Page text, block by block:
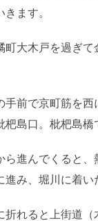
ます。
町大木戸を過ぎ
手前で京町筋を
島口。枇杷島橋
進んでくると
み、堀川に着
れると上街道